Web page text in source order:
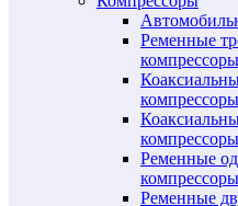
Ременные
компрессоры
компрессоры
компрессоры
Ременные
компрессоры
Ременные